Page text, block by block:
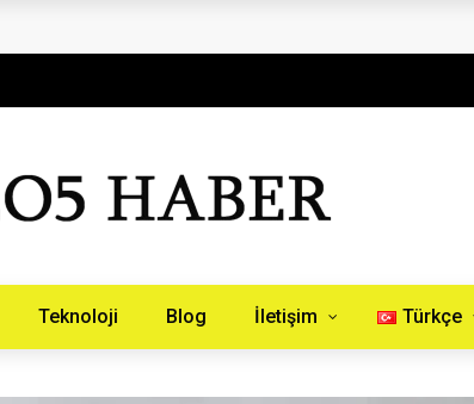
Teknoloji Blog İletişim Türkçe